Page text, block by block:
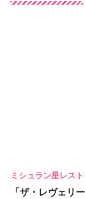
ミシュラン星レス
「ザ・レヴェリ